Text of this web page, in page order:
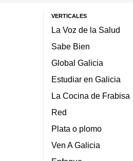
VERTICALES
La Voz de la Salud
Sabe Bien
Global Galicia
Estudiar en Galicia
La Cocina de Frabisa
Red
Plata o plomo
Ven A Galicia